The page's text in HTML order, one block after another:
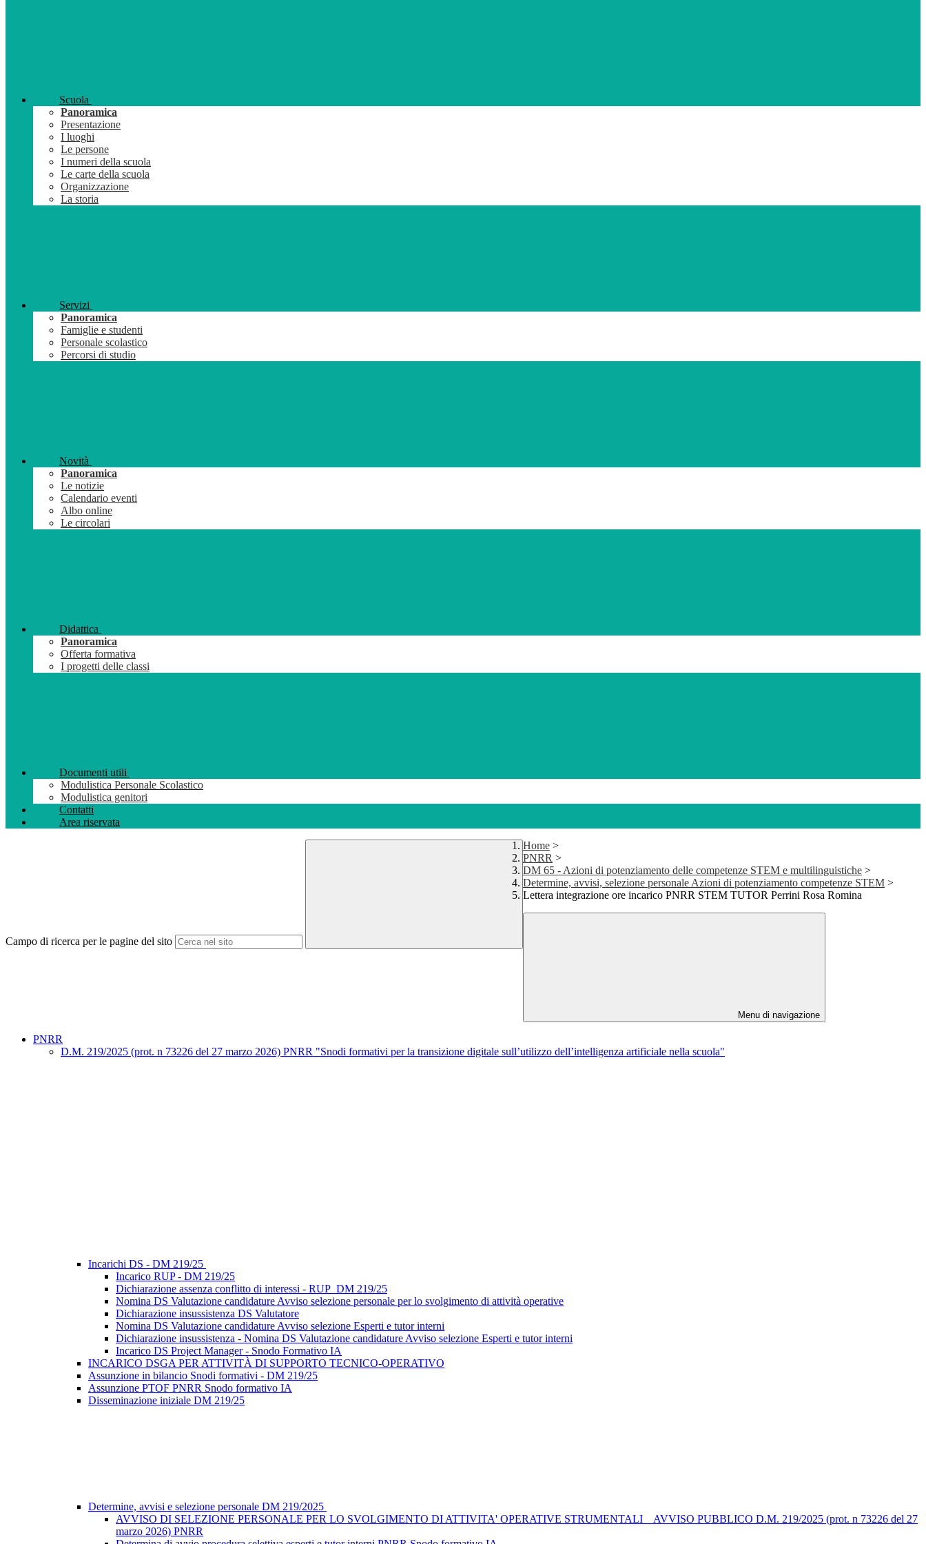
Scuola
Panoramica
Presentazione
I luoghi
Le persone
I numeri della scuola
Le carte della scuola
Organizzazione
La storia
Servizi
Panoramica
Famiglie e studenti
Personale scolastico
Percorsi di studio
Novità
Panoramica
Le notizie
Calendario eventi
Albo online
Le circolari
Didattica
Panoramica
Offerta formativa
I progetti delle classi
Documenti utili
Modulistica Personale Scolastico
Modulistica genitori
Contatti
Area riservata
Campo di ricerca per le pagine del sito
Home >
PNRR >
DM 65 - Azioni di potenziamento delle competenze STEM e multilinguistiche >
Determine, avvisi, selezione personale Azioni di potenziamento competenze STEM >
Lettera integrazione ore incarico PNRR STEM TUTOR Perrini Rosa Romina
Menu di navigazione
PNRR
D.M. 219/2025 (prot. n 73226 del 27 marzo 2026) PNRR "Snodi formativi per la transizione digitale sull’utilizzo dell’intelligenza artificiale nella scuola"
Incarichi DS - DM 219/25
Incarico RUP - DM 219/25
Dichiarazione assenza conflitto di interessi - RUP_DM 219/25
Nomina DS Valutazione candidature Avviso selezione personale per lo svolgimento di attività operative
Dichiarazione insussistenza DS Valutatore
Nomina DS Valutazione candidature Avviso selezione Esperti e tutor interni
Dichiarazione insussistenza - Nomina DS Valutazione candidature Avviso selezione Esperti e tutor interni
Incarico DS Project Manager - Snodo Formativo IA
INCARICO DSGA PER ATTIVITÀ DI SUPPORTO TECNICO-OPERATIVO
Assunzione in bilancio Snodi formativi - DM 219/25
Assunzione PTOF PNRR Snodo formativo IA
Disseminazione iniziale DM 219/25
Determine, avvisi e selezione personale DM 219/2025
AVVISO DI SELEZIONE PERSONALE PER LO SVOLGIMENTO DI ATTIVITA' OPERATIVE STRUMENTALI _ AVVISO PUBBLICO D.M. 219/2025 (prot. n 73226 del 27
marzo 2026) PNRR